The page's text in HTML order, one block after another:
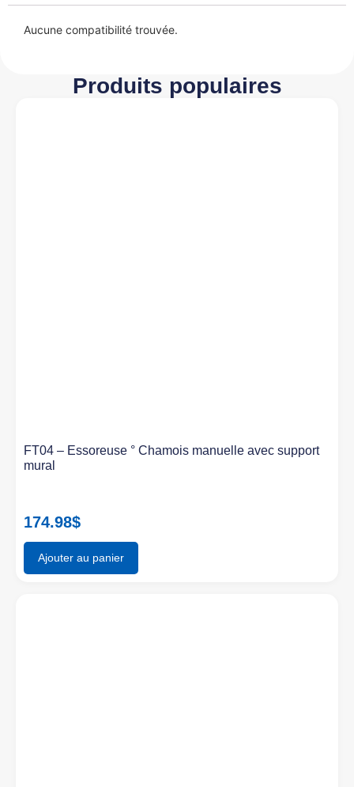
Aucune compatibilité trouvée.
Produits populaires
FT04 – Essoreuse ° Chamois manuelle avec support
mural
174.98$
Ajouter au panier